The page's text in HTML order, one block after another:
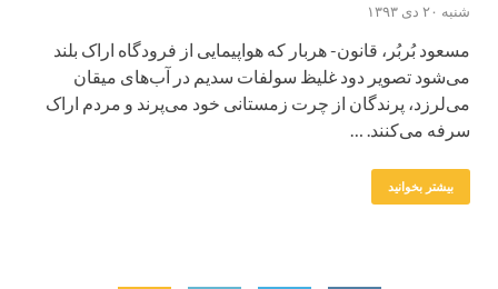
شنبه ۲۰ دی ۱۳۹۳
مسعود بُربُر، قانون- هربار که هواپیمایی از فرودگاه اراک بلند
می‌شود تصویر دود غلیظ سولفات سدیم در آب‌های میقان
می‌لرزد، پرندگان از چرت زمستانی خود می‌پرند و مردم اراک
سرفه می‌کنند. …
بیشتر بخوانید